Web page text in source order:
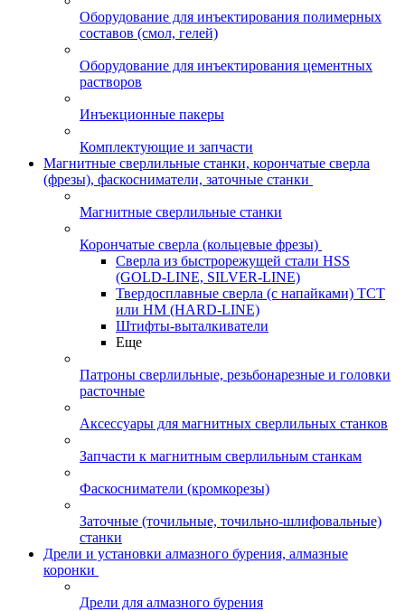
Оборудование для инъектирования полимерных
составов (смол, гелей)
Оборудование для инъектирования цементных
растворов
Инъекционные пакеры
Комплектующие и запчасти
Магнитные сверлильные станки, корончатые сверла
(фрезы), фаскосниматели, заточные станки
Магнитные сверлильные станки
Корончатые сверла (кольцевые фрезы)
Сверла из быстрорежущей стали HSS
(GOLD-LINE, SILVER-LINE)
Твердосплавные сверла (с напайками) ТСТ
или HM (HARD-LINE)
Штифты-выталкиватели
Еще
Патроны сверлильные, резьбонарезные и головки
расточные
Аксессуары для магнитных сверлильных станков
Запчасти к магнитным сверлильным станкам
Фаскосниматели (кромкорезы)
Заточные (точильные, точильно-шлифовальные)
станки
Дрели и установки алмазного бурения, алмазные
коронки
Дрели для алмазного бурения